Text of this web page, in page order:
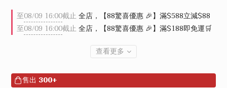
至08/09 16:00截止全店，【88驚喜優惠 🎉】滿$588立減$88
至08/09 16:00截止全店，【88驚喜優惠 🎉】滿$188即免運🛒
查看更多
售出 300+